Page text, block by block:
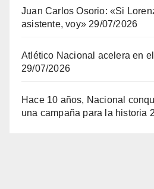
Juan Carlos Osorio: «Si
asistente, voy» 29/07/2026
Atlético Nacional acelera en
29/07/2026
Hace 10 años, Nacional
una campaña para la historia